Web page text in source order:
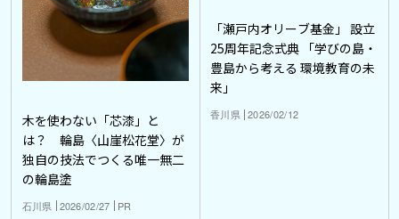
木を使わない「芯漆」と
は？ 輪島〈山崖松花堂〉が
独自の技法でつくる唯一無二
の輪島塗
石川県 2026/02/27 PR
「瀬戸内オリーブ基金」 設立
25周年記念式典 「学びの島・
豊島から考える 環境教育の未
来」
香川県 2026/02/12